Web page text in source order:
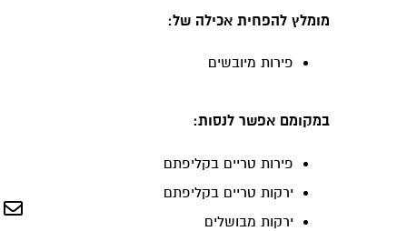
מומלץ להפחית אכילה של:
פירות מיובשים
במקומם אפשר לנסות:
פירות טריים בקליפתם
ירקות טריים בקליפתם
ירקות מבושלים